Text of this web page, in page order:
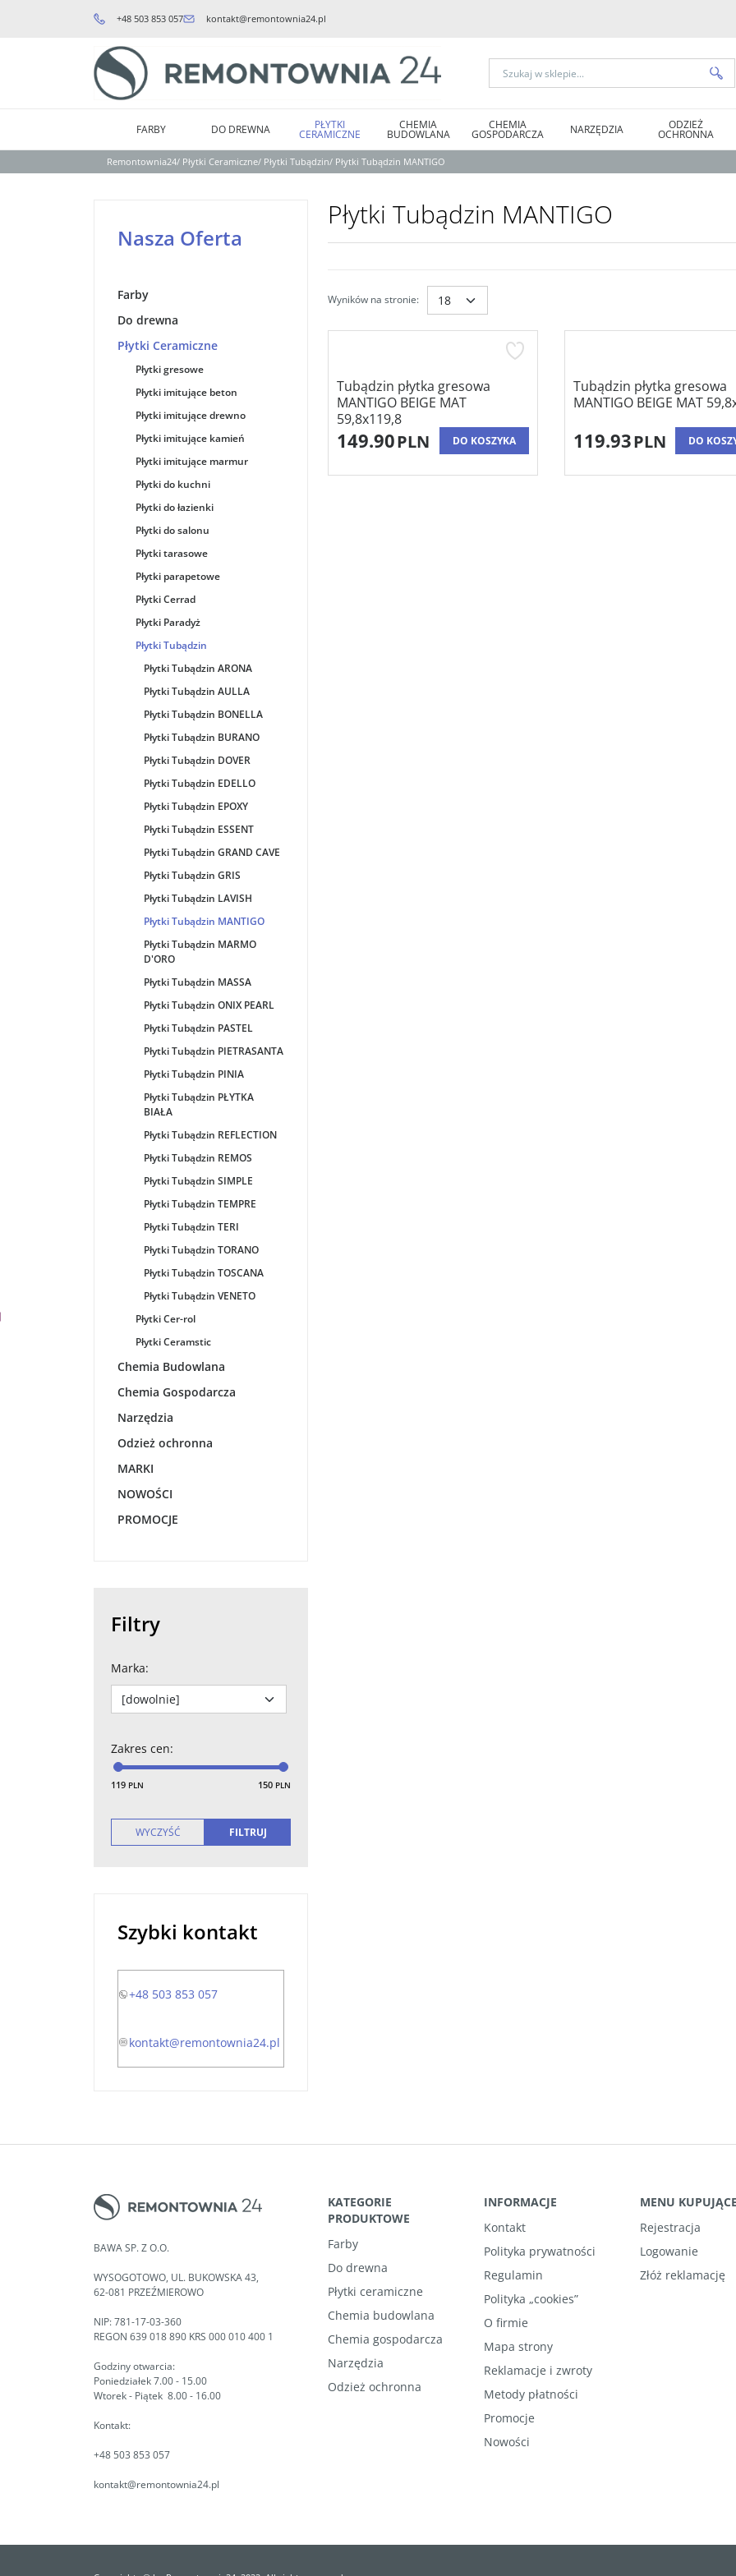
+48 503 853 057 kontakt@remontownia24.pl
FARBY DO DREWNA PŁYTKI
CERAMICZNE
CHEMIA
BUDOWLANA
CHEMIA
GOSPODARCZA NARZĘDZIA ODZIEŻ
OCHRONNA
Remontownia24/ Płytki Ceramiczne/ Płytki Tubądzin/ Płytki Tubądzin MANTIGO
Płytki Tubądzin MANTIGO
Wyników na stronie:
Tubądzin płytka gresowa
MANTIGO BEIGE MAT
59,8x119,8
149.90PLN DO KOSZYKA
Tubądzin płytka gresowa
MANTIGO BEIGE MAT
119.93PLN DO
Nasza Oferta
Farby
Do drewna
Płytki Ceramiczne
Płytki gresowe
Płytki imitujące beton
Płytki imitujące drewno
Płytki imitujące kamień
Płytki imitujące marmur
Płytki do kuchni
Płytki do łazienki
Płytki do salonu
Płytki tarasowe
Płytki parapetowe
Płytki Cerrad
Płytki Paradyż
Płytki Tubądzin
Płytki Tubądzin ARONA
Płytki Tubądzin AULLA
Płytki Tubądzin BONELLA
Płytki Tubądzin BURANO
Płytki Tubądzin DOVER
Płytki Tubądzin EDELLO
Płytki Tubądzin EPOXY
Płytki Tubądzin ESSENT
Płytki Tubądzin GRAND CAVE
Płytki Tubądzin GRIS
Płytki Tubądzin LAVISH
Płytki Tubądzin MANTIGO
Płytki Tubądzin MARMO
D'ORO
Płytki Tubądzin MASSA
Płytki Tubądzin ONIX PEARL
Płytki Tubądzin PASTEL
Płytki Tubądzin PIETRASANTA
Płytki Tubądzin PINIA
Płytki Tubądzin PŁYTKA
BIAŁA
Płytki Tubądzin REFLECTION
Płytki Tubądzin REMOS
Płytki Tubądzin SIMPLE
Płytki Tubądzin TEMPRE
Płytki Tubądzin TERI
Płytki Tubądzin TORANO
Płytki Tubądzin TOSCANA
Płytki Tubądzin VENETO
Płytki Cer-rol
Płytki Ceramstic
Chemia Budowlana
Chemia Gospodarcza
Narzędzia
Odzież ochronna
MARKI
NOWOŚCI
PROMOCJE
Filtry
Marka:
Zakres cen:
119 PLN 150 PLN
Szybki kontakt
+48 503 853 057
kontakt@remontownia24.pl
BAWA SP. Z O.O.
WYSOGOTOWO, UL. BUKOWSKA 43,
62-081 PRZEŹMIEROWO
NIP: 781-17-03-360
REGON 639 018 890 KRS 000 010 400 1
Godziny otwarcia:
Poniedziałek 7.00 - 15.00
Wtorek - Piątek 8.00 - 16.00
Kontakt:
+48 503 853 057
kontakt@remontownia24.pl
KATEGORIE
PRODUKTOWE
Farby
Do drewna
Płytki ceramiczne
Chemia budowlana
Chemia gospodarcza
Narzędzia
Odzież ochronna
INFORMACJE
Kontakt
Polityka prywatności
Regulamin
Polityka „cookies”
O firmie
Mapa strony
Reklamacje i zwroty
Metody płatności
Promocje
Nowości
MENU
Rejestracja
Logowanie
Złóż reklamację